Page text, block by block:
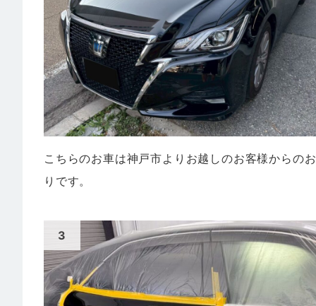
こちらのお車は神戸市よりお越しのお客様からの
りです。